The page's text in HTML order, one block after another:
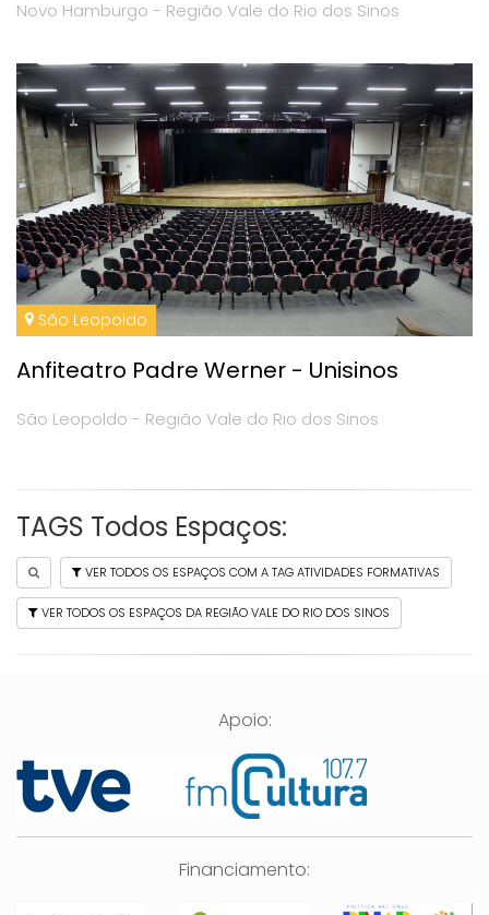
Novo Hamburgo - Região Vale do Rio dos Sinos
São Leopoldo
Anfiteatro Padre Werner - Unisinos
São Leopoldo - Região Vale do Rio dos Sinos
TAGS Todos Espaços:
VER TODOS OS ESPAÇOS COM A TAG ATIVIDADES FORMATIVAS
VER TODOS OS ESPAÇOS DA REGIÃO VALE DO RIO DOS SINOS
Apoio:
Financiamento: